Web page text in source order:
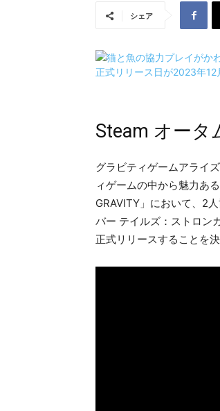
シェア
Steam オータ
グラビティゲームアライ
ィゲームの中から魅力あ
GRAVITY」において、2
バー テイルズ：ストロン
正式リリースすることを